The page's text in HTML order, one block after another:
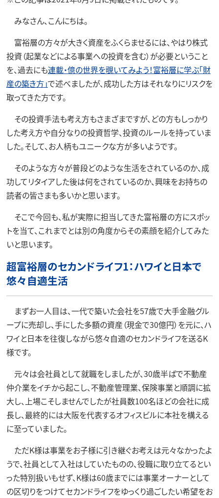
みなさん、こんにちは。
富裕層の方々が大きく資産をふくらませるには、やはり株式
投資（起業などによる事業への投資を含む）が必要ということ
を、過去にも連載・億の世界を覗いてみよう！富裕層に学ぶ「財
産の築き方」で述べましたが、成功した方はそれなりにリスクを
取ってきた方です。
その投資手法も考え方もさまざまですが、どの方もしっかり
した考え方や自分なりの投資哲学、投資のルールを持っていま
した。そして、お人柄もユニークな方が多いようです。
そのような方々が普段どのような生活をされているのか、成
功してリタイアした後は何をされているのか、興味をお持ちの
読者の皆さまも多いかと思います。
そこで今回も、私が実際に担当してきた富裕層の方にスポッ
トを当て、これまでとは別の角度からその素顔を紹介してみた
いと思います。
超富裕層のセカンドライフ1：ハワイと日本で
悠々自適生活
まずお一人目は、一代で築いた会社を57歳で大手金融グル
ープに売却し、手にした多額の資産（現金で30億円）を元に、ハ
ワイと日本を往復しながら悠々自適のセカンドライフを送るK
様です。
元々は会社員として就職をしましたが、30歳半ばで不動産
仲介業をイチから起こし、不動産管理業、保険事業と順調に拡
大し、上場こそしませんでしたが社員数100名ほどの会社に成
長し、最終的には大阪を代表するオフィスビルに本社を構える
に至っていました。
ただK様は事業をお子様に引き継ぐお考えは元々なかったよ
うで、社員として入社はしていたものの、役職に取り立てるとい
った特別扱いもせず、K様は60歳までには事業オーナーとして
の区切りをつけてセカンドライフをゆっくり過ごしたい希望をお